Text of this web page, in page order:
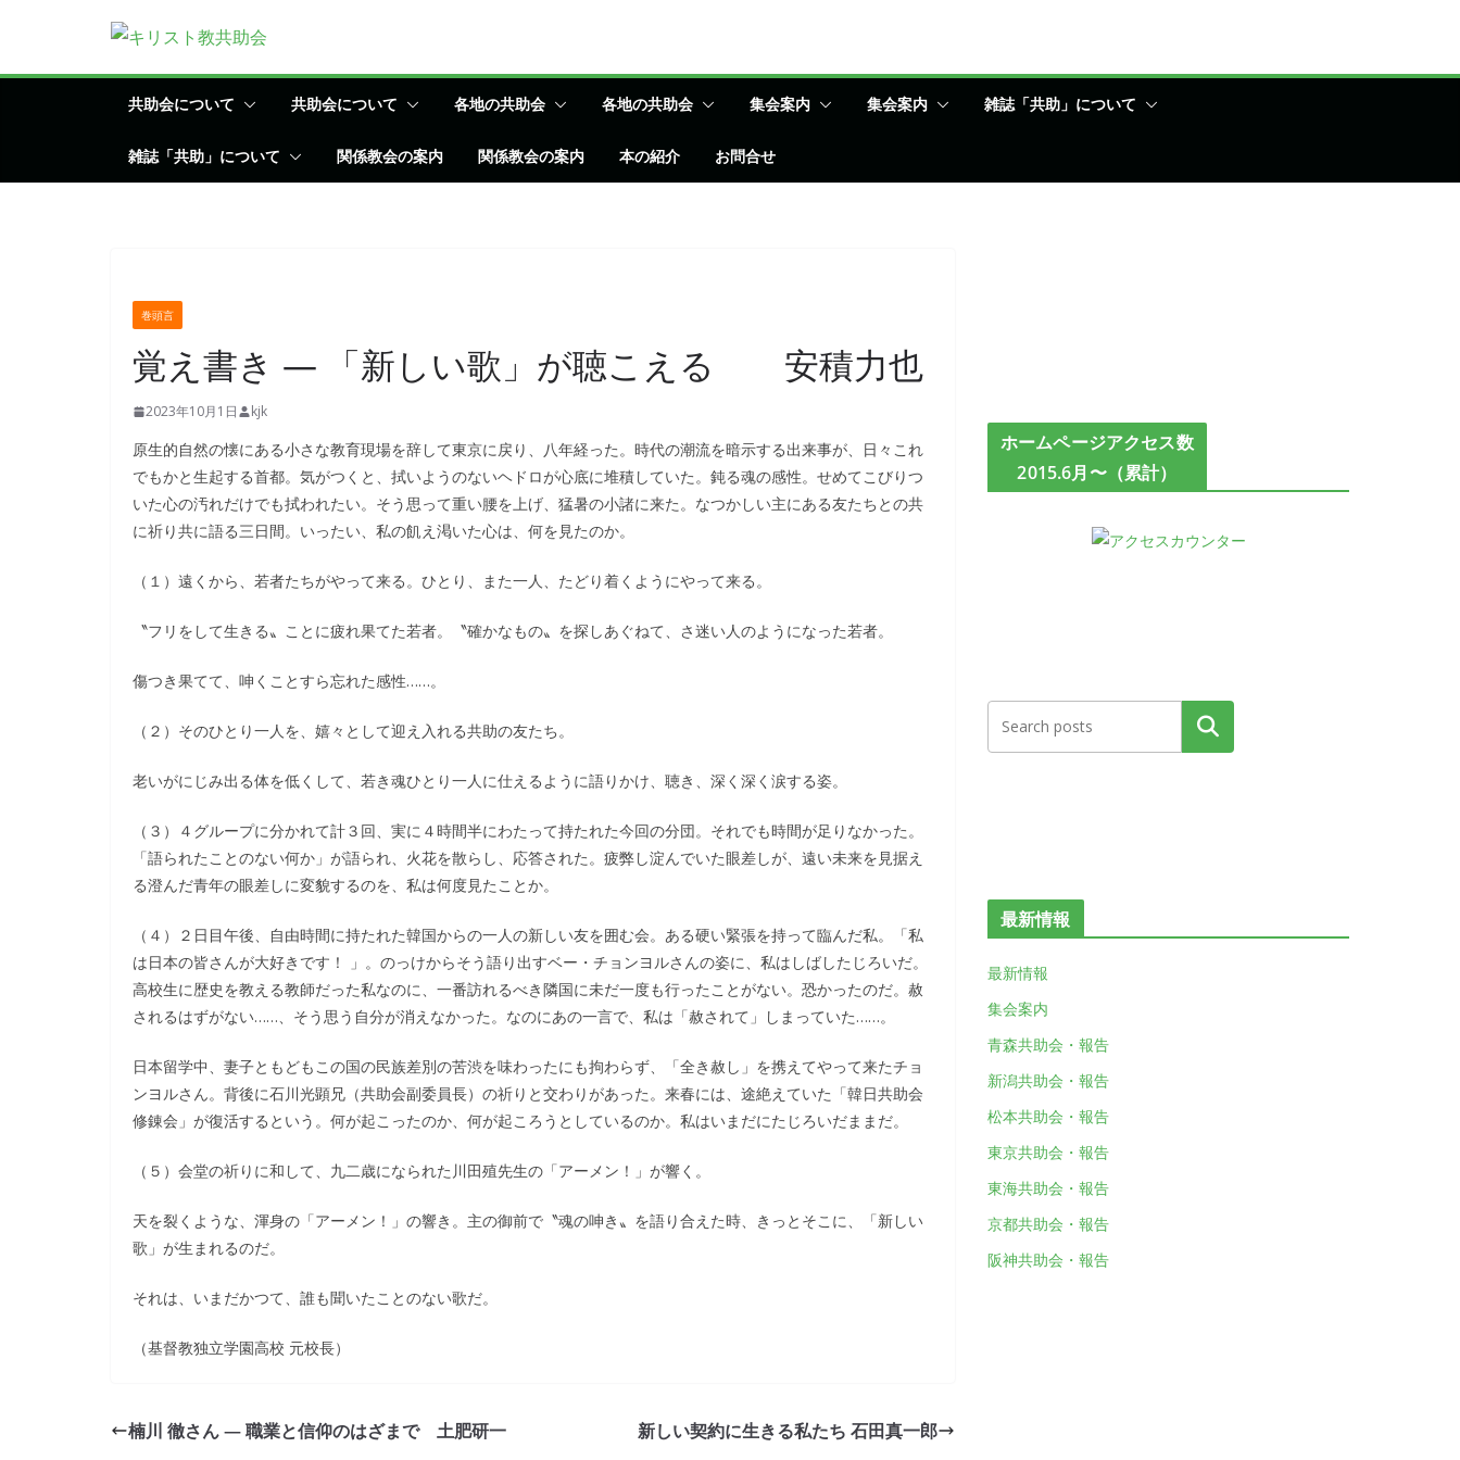
テ
共助会について 共助会について 各地の共助会 各地の共助会 集会案内 集会案内 雑誌「共助」について
雑誌「共助」について 関係教会の案内 関係教会の案内 本の紹介 お問合せ
巻頭言
覚え書き ― 「新しい歌」が聴こえる 安積力也
2023年10月1日 kjk
原生的自然の懐にある小さな教育現場を辞して東京に戻り、八年経った。時代の潮流を暗示する出来事が、日々これ
でもかと生起する首都。気がつくと、拭いようのないヘドロが心底に堆積していた。鈍る魂の感性。せめてこびりつ
いた心の汚れだけでも拭われたい。そう思って重い腰を上げ、猛暑の小諸に来た。なつかしい主にある友たちとの共
に祈り共に語る三日間。いったい、私の飢え渇いた心は、何を見たのか。
（１）遠くから、若者たちがやって来る。ひとり、また一人、たどり着くようにやって来る。
〝フリをして生きる〟ことに疲れ果てた若者。〝確かなもの〟を探しあぐねて、さ迷い人のようになった若者。
傷つき果てて、呻くことすら忘れた感性……。
（２）そのひとり一人を、嬉々として迎え入れる共助の友たち。
老いがにじみ出る体を低くして、若き魂ひとり一人に仕えるように語りかけ、聴き、深く深く涙する姿。
（３）４グループに分かれて計３回、実に４時間半にわたって持たれた今回の分団。それでも時間が足りなかった。
「語られたことのない何か」が語られ、火花を散らし、応答された。疲弊し淀んでいた眼差しが、遠い未来を見据え
る澄んだ青年の眼差しに変貌するのを、私は何度見たことか。
（４）２日目午後、自由時間に持たれた韓国からの一人の新しい友を囲む会。ある硬い緊張を持って臨んだ私。「私
は日本の皆さんが大好きです！ 」。のっけからそう語り出すベー・チョンヨルさんの姿に、私はしばしたじろいだ。
高校生に歴史を教える教師だった私なのに、一番訪れるべき隣国に未だ一度も行ったことがない。恐かったのだ。赦
されるはずがない……、そう思う自分が消えなかった。なのにあの一言で、私は「赦されて」しまっていた……。
日本留学中、妻子ともどもこの国の民族差別の苦渋を味わったにも拘わらず、「全き赦し」を携えてやって来たチョ
ンヨルさん。背後に石川光顕兄（共助会副委員長）の祈りと交わりがあった。来春には、途絶えていた「韓日共助会
修錬会」が復活するという。何が起こったのか、何が起ころうとしているのか。私はいまだにたじろいだままだ。
（５）会堂の祈りに和して、九二歳になられた川田殖先生の「アーメン！」が響く。
天を裂くような、渾身の「アーメン！」の響き。主の御前で〝魂の呻き〟を語り合えた時、きっとそこに、「新しい
歌」が生まれるのだ。
それは、いまだかつて、誰も聞いたことのない歌だ。
（基督教独立学園高校 元校長）
楠川 徹さん ― 職業と信仰のはざまで 土肥研一 新しい契約に生きる私たち 石田真一郎
ホームページアクセス数
2015.6月〜（累計）
検索
最新情報
最新情報
集会案内
青森共助会・報告
新潟共助会・報告
松本共助会・報告
東京共助会・報告
東海共助会・報告
京都共助会・報告
阪神共助会・報告